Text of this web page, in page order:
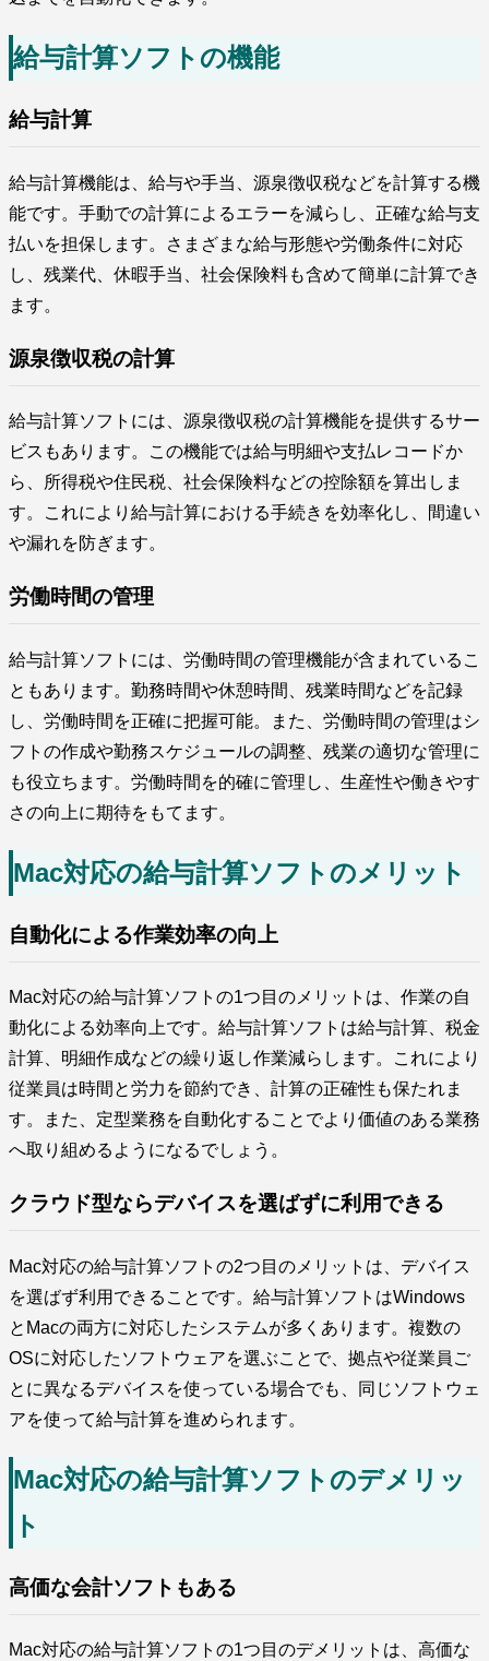
給与計算ソフトの機能
給与計算
給与計算機能は、給与や手当、源泉徴収税などを計算する機
能です。手動での計算によるエラーを減らし、正確な給与支
払いを担保します。さまざまな給与形態や労働条件に対応
し、残業代、休暇手当、社会保険料も含めて簡単に計算でき
ます。
源泉徴収税の計算
給与計算ソフトには、源泉徴収税の計算機能を提供するサー
ビスもあります。この機能では給与明細や支払レコードか
ら、所得税や住民税、社会保険料などの控除額を算出しま
す。これにより給与計算における手続きを効率化し、間違い
や漏れを防ぎます。
労働時間の管理
給与計算ソフトには、労働時間の管理機能が含まれているこ
ともあります。勤務時間や休憩時間、残業時間などを記録
し、労働時間を正確に把握可能。また、労働時間の管理はシ
フトの作成や勤務スケジュールの調整、残業の適切な管理に
も役立ちます。労働時間を的確に管理し、生産性や働きやす
さの向上に期待をもてます。
Mac対応の給与計算ソフトのメリット
自動化による作業効率の向上
Mac対応の給与計算ソフトの1つ目のメリットは、作業の自
動化による効率向上です。給与計算ソフトは給与計算、税金
計算、明細作成などの繰り返し作業減らします。これにより
従業員は時間と労力を節約でき、計算の正確性も保たれま
す。また、定型業務を自動化することでより価値のある業務
へ取り組めるようになるでしょう。
クラウド型ならデバイスを選ばずに利用できる
Mac対応の給与計算ソフトの2つ目のメリットは、デバイス
を選ばず利用できることです。給与計算ソフトはWindows
とMacの両方に対応したシステムが多くあります。複数の
OSに対応したソフトウェアを選ぶことで、拠点や従業員ご
とに異なるデバイスを使っている場合でも、同じソフトウェ
アを使って給与計算を進められます。
Mac対応の給与計算ソフトのデメリッ
ト
高価な会計ソフトもある
Mac対応の給与計算ソフトの1つ目のデメリットは、高価な